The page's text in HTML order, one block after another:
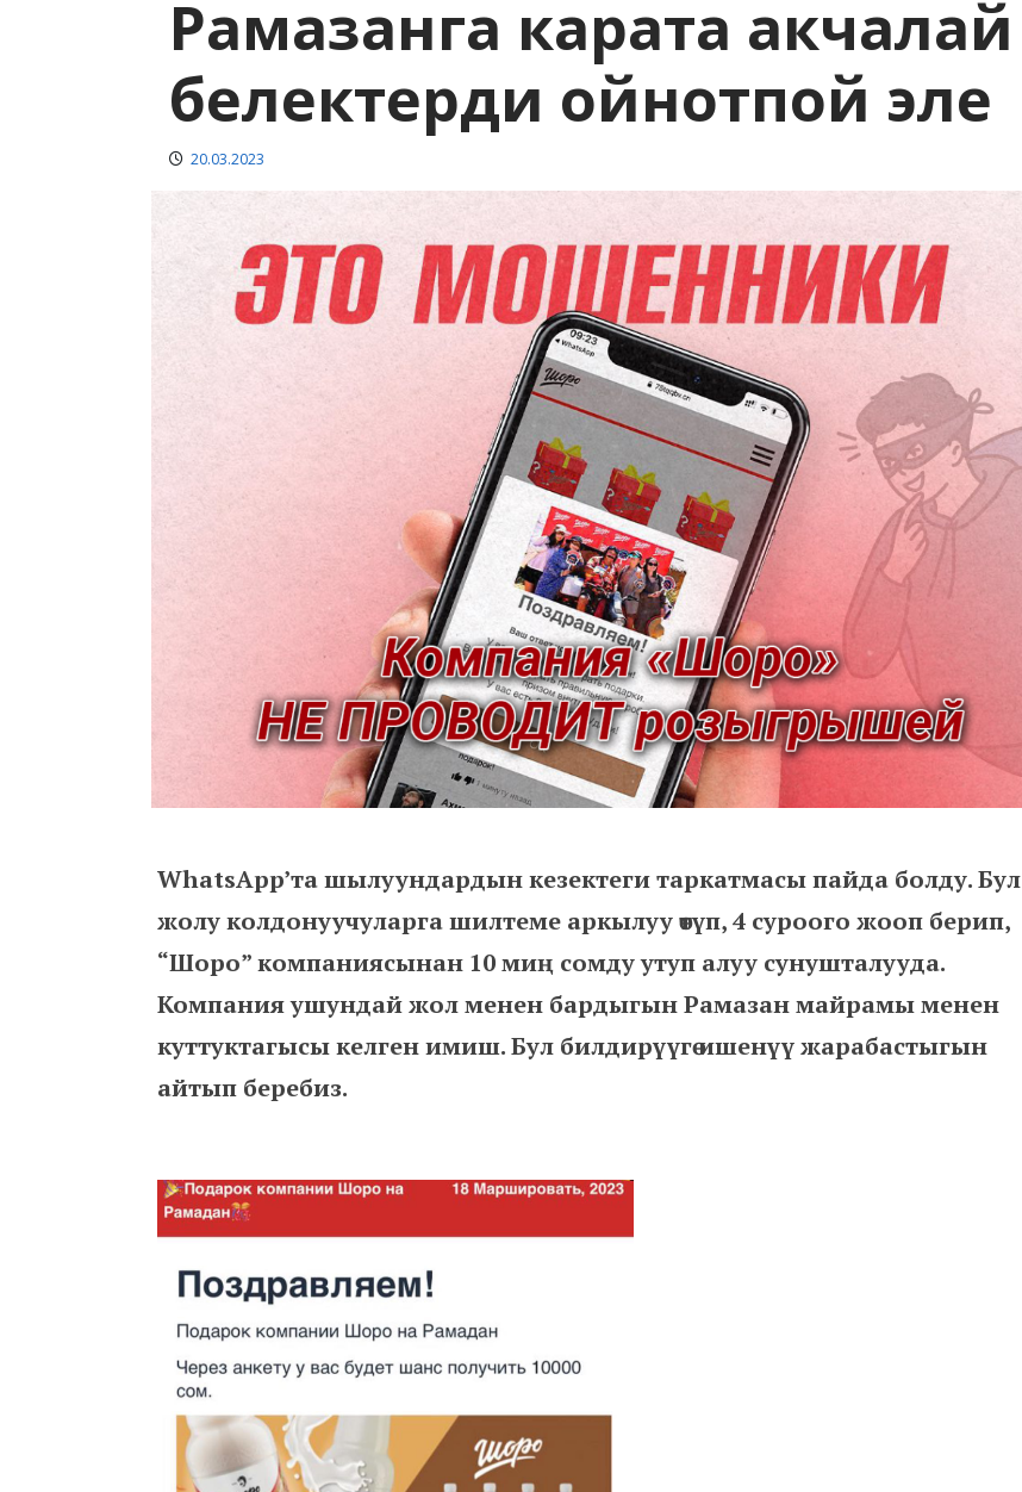
Рамазанга карата акчалай
белектерди ойнотпой эле
20.03.2023
WhatsApp’та шылуундардын кезектеги таркатмасы пайда болду. Бул
жолу колдонуучуларга шилтеме аркылуу өтүп, 4 суроого жооп берип,
“Шоро” компаниясынан 10 миң сомду утуп алуу сунушталууда.
Компания ушундай жол менен бардыгын Рамазан майрамы менен
куттуктагысы келген имиш. Бул билдирүүгө ишенүү жарабастыгын
айтып беребиз.